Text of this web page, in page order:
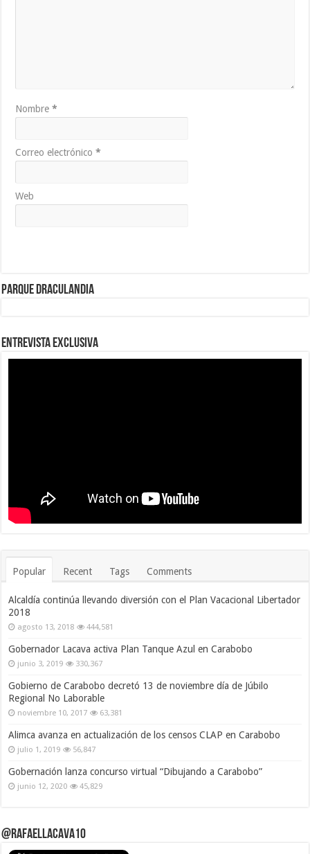
Nombre*
Correo electrónico*
Web
Parque Draculandia
Entrevista Exclusiva
Popular Recent Tags Comments
Alcaldía continúa llevando diversión con el Plan Vacacional Libertador
2018
agosto 13, 2018 444,581
Gobernador Lacava activa Plan Tanque Azul en Carabobo
junio 3, 2019 330,367
Gobierno de Carabobo decretó 13 de noviembre día de Júbilo
Regional No Laborable
noviembre 10, 2017 63,381
Alimca avanza en actualización de los censos CLAP en Carabobo
julio 1, 2019 56,847
Gobernación lanza concurso virtual “Dibujando a Carabobo”
junio 12, 2020 45,829
@RafaelLacava10